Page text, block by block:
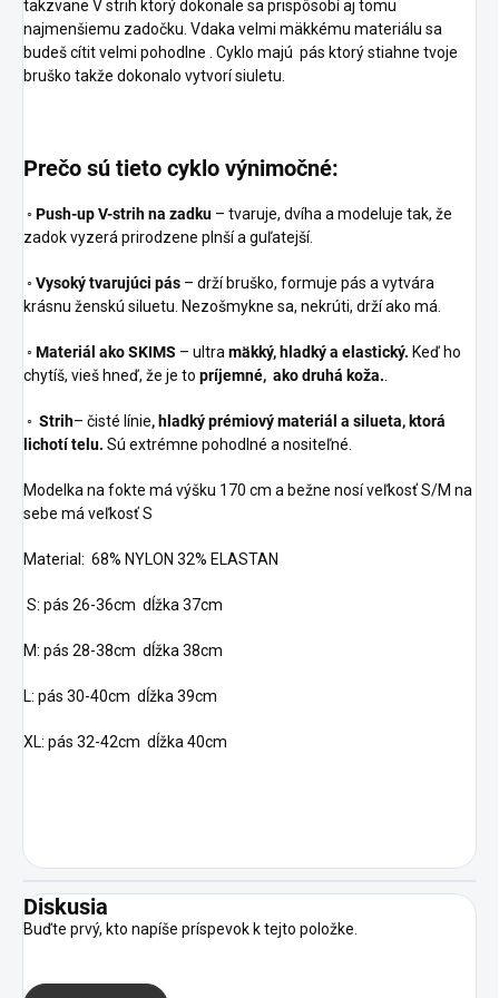
takzvane V strih ktorý dokonale sa prispôsobí aj tomu
najmenšiemu zadočku. Vdaka velmi mäkkému materiálu sa
budeš cítit velmi pohodlne . Cyklo majú pás ktorý stiahne tvoje
bruško takže dokonalo vytvorí siuletu.
Prečo sú tieto cyklo výnimočné:
◦Push-up V-strih na zadku – tvaruje, dvíha a modeluje tak, že
zadok vyzerá prirodzene plnší a guľatejší.
◦Vysoký tvarujúci pás – drží bruško, formuje pás a vytvára
krásnu ženskú siluetu. Nezošmykne sa, nekrúti, drží ako má.
◦Materiál ako SKIMS – ultra mäkký, hladký a elastický. Keď ho
chytíš, vieš hneď, že je to príjemné, ako druhá koža.
◦ Strih– čisté línie, hladký prémiový materiál a silueta, ktorá
lichotí telu. Sú extrémne pohodlné a nositeľné.
Modelka na fokte má výšku 170 cm a bežne nosí veľkosť S/M na
sebe má veľkosť S
Material: 68% NYLON 32% ELASTAN
S: pás 26-36cm dĺžka 37cm
M: pás 28-38cm dĺžka 38cm
L: pás 30-40cm dĺžka 39cm
XL: pás 32-42cm dĺžka 40cm
Diskusia
Buďte prvý, kto napíše príspevok k tejto položke.